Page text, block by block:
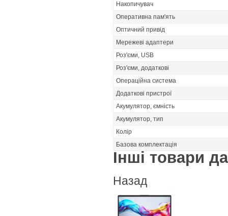
Накопичувач
Оперативна пам'ять
Оптичний привід
Мережеві адаптери
Роз'єми, USB
Роз'єми, додаткові
Операційна система
Додаткові пристрої
Акумулятор, ємність
Акумулятор, тип
Колір
Базова комплектація
Інші товари
Назад